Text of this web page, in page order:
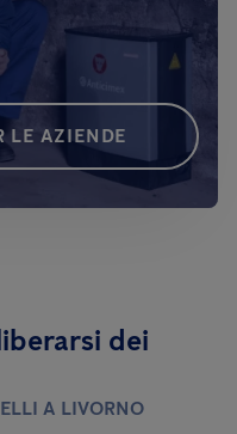
LE AZIENDE
dei
A LIVORNO